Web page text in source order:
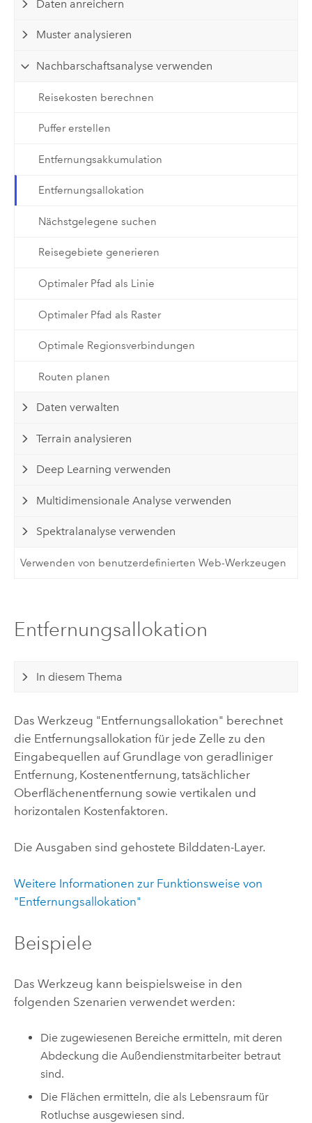
Daten anreichern
Muster analysieren
Nachbarschaftsanalyse verwenden
Reisekosten berechnen
Puffer erstellen
Entfernungsakkumulation
Entfernungsallokation
Nächstgelegene suchen
Reisegebiete generieren
Optimaler Pfad als Linie
Optimaler Pfad als Raster
Optimale Regionsverbindungen
Routen planen
Daten verwalten
Terrain analysieren
Deep Learning verwenden
Multidimensionale Analyse verwenden
Spektralanalyse verwenden
Verwenden von benutzerdefinierten Web-Werkzeugen
Entfernungsallokation
In diesem Thema
Das Werkzeug "Entfernungsallokation" berechnet
die Entfernungsallokation für jede Zelle zu den
Eingabequellen auf Grundlage von geradliniger
Entfernung, Kostenentfernung, tatsächlicher
Oberflächenentfernung sowie vertikalen und
horizontalen Kostenfaktoren.
Die Ausgaben sind gehostete Bilddaten-Layer.
Weitere Informationen zur Funktionsweise von
"Entfernungsallokation"
Beispiele
Das Werkzeug kann beispielsweise in den
folgenden Szenarien verwendet werden:
Die zugewiesenen Bereiche ermitteln, mit deren
Abdeckung die Außendienstmitarbeiter betraut
sind.
Die Flächen ermitteln, die als Lebensraum für
Rotluchse ausgewiesen sind.